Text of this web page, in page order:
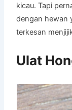
kicau. Tapi
dengan hewan
terkesan
Ulat